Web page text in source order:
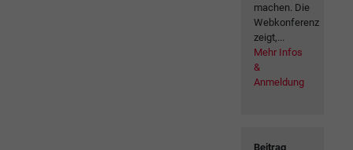
machen. Die
Webkonferenz
zeigt,...
Mehr Infos
&
Anmeldung
Beitrag